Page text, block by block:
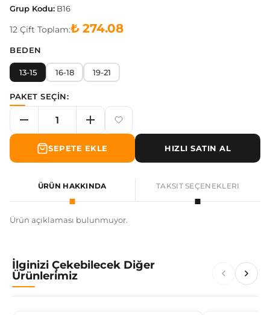
Grup Kodu: B16
12 Çift Toplam:₺ 274.08
BEDEN
13-15 16-18 19-21
PAKET SEÇİN:
SEPETE EKLE HIZLI SATIN AL
ÜRÜN HAKKINDA TAKSIT SEÇENEKLERI
Ürün açıklaması bulunmuyor.
İlginizi Çekebilecek Diğer
Ürünlerimiz